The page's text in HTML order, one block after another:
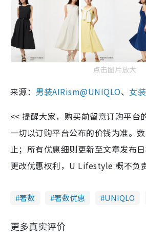
点击图片放大
来源： 男装AIRism@UNIQLO、 女
<< 提醒大家，购买前留意订购平台
一切以订购平台公布的价钱为准。
止；所有优惠细则更新至文章发布
更改优惠权利，U Lifestyle 概不负
著数 著数优惠 UNIQLO
更多真实评价